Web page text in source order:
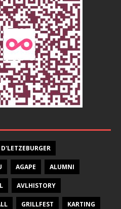
AGAPE ALUMNI
AVLHISTORY
GRILLFEST KARTING